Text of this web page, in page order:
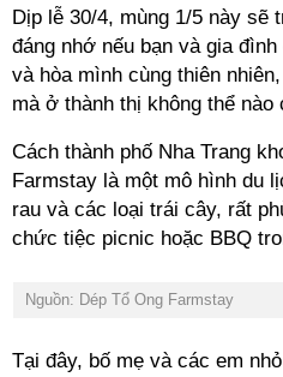
Dịp lễ 30/4, mùng 1/5 này sẽ
đáng nhớ nếu bạn và gia
và hòa mình cùng thiên
mà ở thành thị không thể nào
Cách thành phố Nha Trang
Farmstay là một mô hình du
rau và các loại trái cây, rất
chức tiệc picnic hoặc BBQ
Nguồn: Dép Tổ Ong Farmstay
Tại đây, bố mẹ và các em